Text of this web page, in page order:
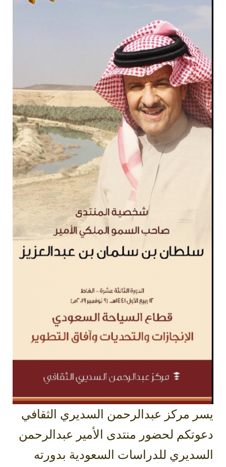
يسر مركز عبدالرحمن السديري الثقافي
دعوتكم لحضور منتدى الأمير عبدالرحمن
السديري للدراسات السعودية بدورته